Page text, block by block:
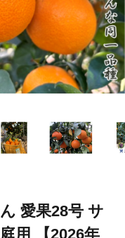
愛果28号 サ
用 【2026年